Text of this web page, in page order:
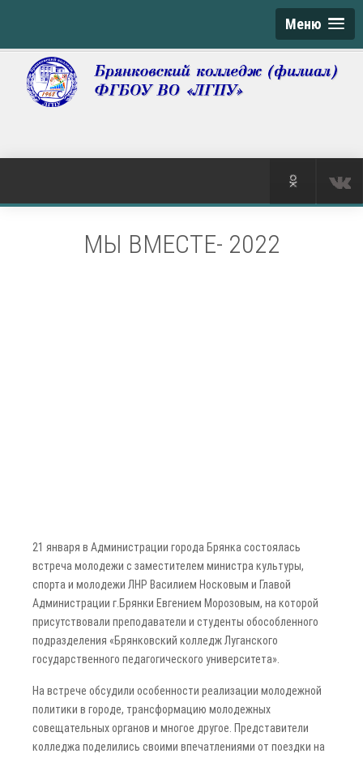
Меню
МЫ ВМЕСТЕ- 2022
21 января в Администрации города Брянка состоялась
встреча молодежи с заместителем министра культуры,
спорта и молодежи ЛНР Василием Носковым и Главой
Администрации г.Брянки Евгением Морозовым, на которой
присутствовали преподаватели и студенты обособленного
подразделения «Брянковский колледж Луганского
государственного педагогического университета».
На встрече обсудили особенности реализации молодежной
политики в городе, трансформацию молодежных
совещательных органов и многое другое. Представители
колледжа поделились своими впечатлениями от поездки на